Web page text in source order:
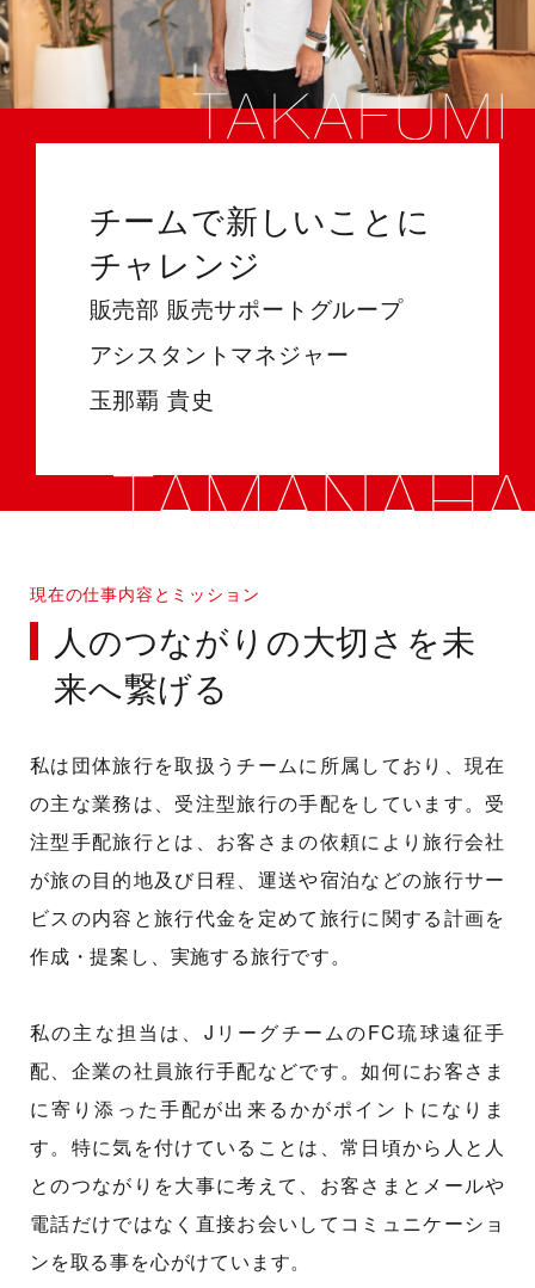
チームで新しいことに
チャレンジ
販売部 販売サポートグループ
アシスタントマネジャー
玉那覇 貴史
現在の仕事内容とミッション
人のつながりの大切さを未
来へ繋げる
私は団体旅行を取扱うチームに所属しており、現在
の主な業務は、受注型旅行の手配をしています。受
注型手配旅行とは、お客さまの依頼により旅行会社
が旅の目的地及び日程、運送や宿泊などの旅行サー
ビスの内容と旅行代金を定めて旅行に関する計画を
作成・提案し、実施する旅行です。
私の主な担当は、JリーグチームのFC琉球遠征手
配、企業の社員旅行手配などです。如何にお客さま
に寄り添った手配が出来るかがポイントになりま
す。特に気を付けていることは、常日頃から人と人
とのつながりを大事に考えて、お客さまとメールや
電話だけではなく直接お会いしてコミュニケーショ
ンを取る事を心がけています。